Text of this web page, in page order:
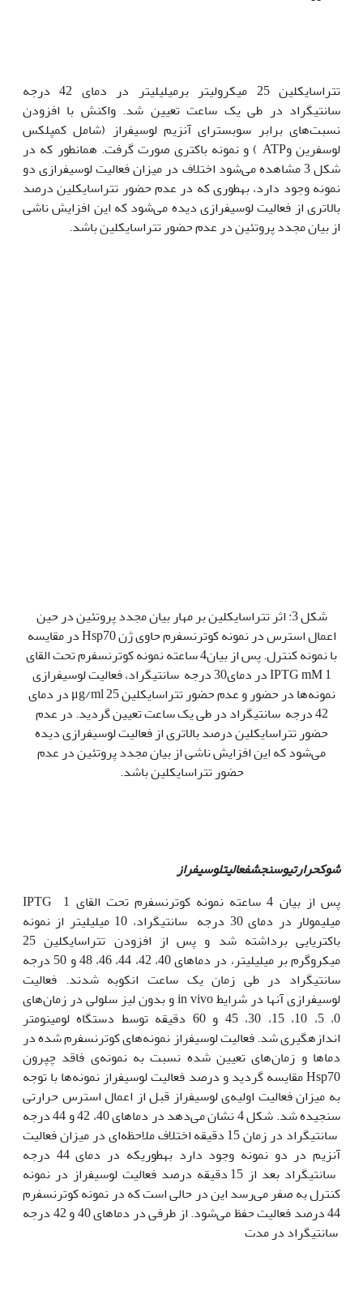
تتراسایکلین 25 میکرولیتر برمیلی‫لیتر در دمای 42 درجه
سانتی‫گراد در طی یک ساعت تعیین شد. واکنش با افزودن
نسبت‌های برابر سوبسترای آنزیم لوسیفراز (شامل کمپلکس
لوسفرین وATP ) و نمونه باکتری صورت گرفت. همان‫طور که در
شکل 3 مشاهده می‌شود اختلاف در میزان فعالیت لوسیفرازی دو
نمونه وجود دارد، به‫طوری که در عدم حضور تتراسایکلین درصد
بالاتری از فعالیت لوسیفرازی دیده می‌شود که این افزایش ناشی
از بیان مجدد پروتئین در عدم حضور تتراسایکلین باشد.
شکل 3: اثر تتراسایکلین بر مهار بیان مجدد پروتئین در حین
اعمال استرس در نمونه کوترنسفرم حاوی ژن Hsp70 در مقایسه
با نمونه کنترل. پس از بیان4 ساعته نمونه کوترنسفرم تحت القای
IPTG mM 1 در دمای30 درجه سانتی‫گراد، فعالیت لوسیفرازی
نمونه‌ها در حضور و عدم حضور تتراسایکلین μg/ml 25 در دمای
42 درجه سانتی‫گراد در طی یک ساعت تعیین گردید. در عدم
حضور تتراسایکلین درصد بالاتری از فعالیت لوسیفرازی دیده
می‌شود که این افزایش ناشی از بیان مجدد پروتئین در عدم
حضور تتراسایکلین باشد.
شوکحرارتیوسنجشفعالیتلوسیفراز
پس از بیان 4 ساعته نمونه کوترنسفرم تحت القای IPTG 1
میلی‫مولار در دمای 30 درجه سانتی‫گراد، 10 میلی‫لیتر از نمونه
باکتریایی برداشته شد و پس از افزودن تتراسایکلین 25
میکروگرم بر میلی‫لیتر، در دماهای 40، 42، 44، 46، 48 و 50 درجه
سانتی‫گراد در طی زمان یک ساعت انکوبه شدند. فعالیت
لوسیفرازی آنها در شرایط in vivo و بدون لیز سلولی در زمان‌های
0، 5، 10، 15، 30، 45 و 60 دقیقه توسط دستگاه لومینومتر
اندازه‫گیری شد. فعالیت لوسیفراز نمونه‌های کوترنسفرم شده در
دماها و زمان‌های تعیین شده نسبت به نمونه‌ی فاقد چپرون
Hsp70 مقایسه گردید و درصد فعالیت لوسیفراز نمونه‌‌ها با توجه
به میزان فعالیت اولیه‌ی لوسیفراز قبل از اعمال استرس حرارتی
سنجیده شد. شکل 4 نشان می‌دهد در دماهای 40، 42 و 44 درجه
سانتی‫گراد در زمان 15 دقیقه اختلاف ملاحظه‌ای در میزان فعالیت
آنزیم در دو نمونه وجود دارد به‫طوری‫که در دمای 44 درجه
سانتی‫گراد بعد از 15 دقیقه درصد فعالیت لوسیفراز در نمونه
کنترل به صفر می‌رسد این در حالی است که در نمونه کوترنسفرم
44 درصد فعالیت حفظ می‌‫شود. از طرفی در دماهای 40 و 42 درجه
سانتی‫گراد در مدت